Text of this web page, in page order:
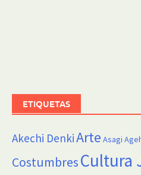
ETIQUETAS
Akechi DenkiArte Asagi
CostumbresCultura